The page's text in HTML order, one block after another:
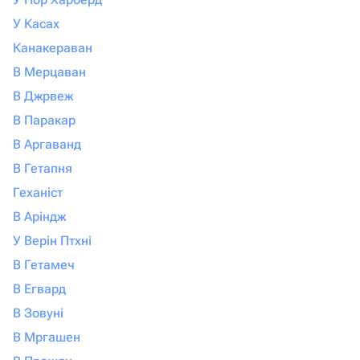
У Касах
Канакераван
В Мерцаван
В Джрвеж
В Паракар
В Аргаванд
В Гетапня
Геханіст
В Аріндж
У Верін Птхні
В Гетамеч
В Егвард
В Зовуні
В Мргашен